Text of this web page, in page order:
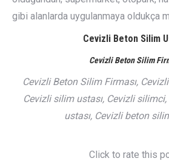
gibi alanlarda uygulanmaya oldukça
Cevizli Beton Silim
Cevizli Beton Silim
Cevizli Beton Silim Firması,
Cevizli silim ustası, Cevizli
ustası, Cevizli beton
Click to rate this